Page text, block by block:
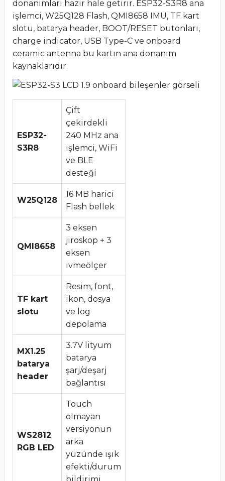
donanımları hazır hale getirir. ESP32-S3R8 ana
işlemci, W25Q128 Flash, QMI8658 IMU, TF kart
slotu, batarya header, BOOT/RESET butonları,
charge indicator, USB Type-C ve onboard
ceramic antenna bu kartın ana donanım
kaynaklarıdır.
ESP32-
S3R8
Çift
çekirdekli
240 MHz ana
işlemci, WiFi
ve BLE
desteği
W25Q128
16 MB harici
Flash bellek
QMI8658
3 eksen
jiroskop + 3
eksen
ivmeölçer
TF kart
slotu
Resim, font,
ikon, dosya
ve log
depolama
MX1.25
batarya
header
3.7V lityum
batarya
şarj/deşarj
bağlantısı
WS2812
RGB LED
Touch
olmayan
versiyonun
arka
yüzünde ışık
efekti/durum